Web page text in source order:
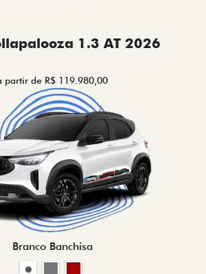
1.3 AT 2026
partir de R$ 119.980,00
Branco Banchisa